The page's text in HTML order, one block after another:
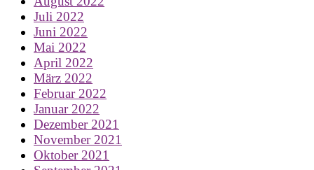
Juli 2022
Juni 2022
Mai 2022
April 2022
März 2022
Februar 2022
Januar 2022
Dezember 2021
November 2021
Oktober 2021